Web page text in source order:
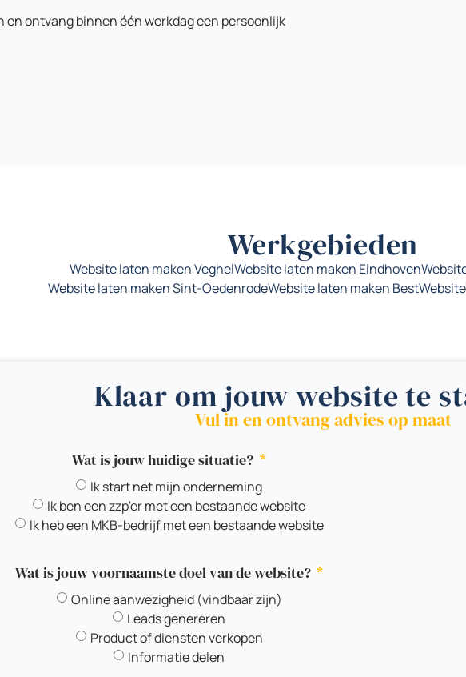
en ontvang binnen één werkdag een persoonlijk
Werkgebieden
Website laten maken VeghelWebsite laten maken Eindhoven
Website laten maken Sint-OedenrodeWebsite laten maken Best
Klaar om jouw website te
Vul in en ontvang advies op maat
Wat is jouw huidige situatie?
Ik start net mijn onderneming
Ik ben een zzp'er met een bestaande website
Ik heb een MKB-bedrijf met een bestaande website
Wat is jouw voornaamste doel van de website?
Online aanwezigheid (vindbaar zijn)
Leads genereren
Product of diensten verkopen
Informatie delen